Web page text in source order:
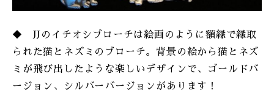
◆ JJのイチオシブローチは絵画のように額縁で縁取
られた猫とネズミのブローチ。背景の絵から猫とネズ
ミが飛び出したような楽しいデザインで、ゴールドバ
ージョン、シルバーバージョンがあります！